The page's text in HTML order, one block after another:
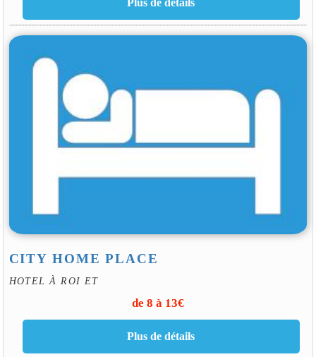
CITY HOME PLACE
HOTEL À ROI ET
de 8 à 13€